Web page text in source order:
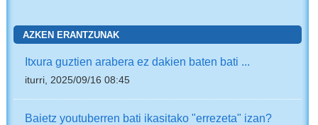
AZKEN ERANTZUNAK
Itxura guztien arabera ez dakien baten bati ...
iturri, 2025/09/16 08:45
Baietz youtuberren bati ikasitako "errezeta" izan?